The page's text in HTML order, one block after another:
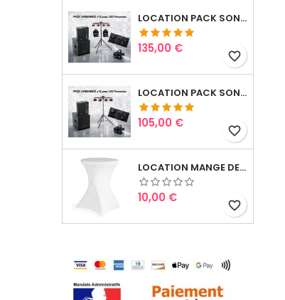
LOCATION PACK SONO & LUMIERES 3
Prix
135,00 €
favorite_border
LOCATION PACK SONO & LUMIERES 2
Prix
105,00 €
favorite_border
LOCATION MANGE DEBOUT AVEC LYCRA BLANC
Prix
10,00 €
favorite_border